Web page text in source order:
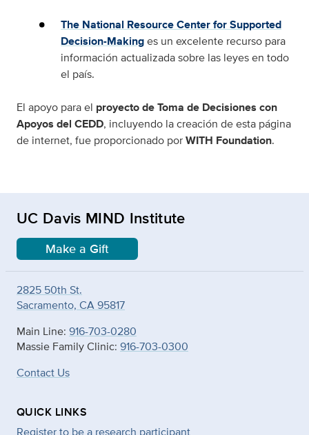
The National Resource Center for Supported
Decision-Makinges un excelente recurso para
información actualizada sobre las leyes en todo
el país.
El apoyo para el proyecto de Toma de Decisiones con
Apoyos del CEDD, incluyendo la creación de esta página
de internet, fue proporcionado porWITH Foundation.
UC Davis MIND Institute
Make a Gift
2825 50th St.
Sacramento, CA 95817
Main Line: 916-703-0280
Massie Family Clinic: 916-703-0300
Contact Us
QUICK LINKS